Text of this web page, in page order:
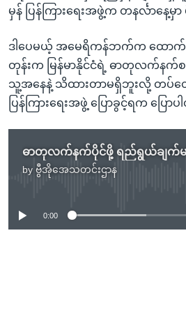
မှန် ပြန်ကြားရေးအဖွဲ့က တနင်္လာနေ့
ဒါပေမယ့် အမေရိကန်ဘက်က ထောက်
တုန်းက မြန်မာနိုင်ငံရဲ့ ဓာတုလက်န
သူ့အနေနဲ့ သိထားတာမရှိဘူးလို့ တပ်တ
ပြန်ကြားရေးအဖွဲ့ ပြောခွင့်ရက ပြော
by ဗွီအိုအေသတင်းဌာန
No media source
0:00